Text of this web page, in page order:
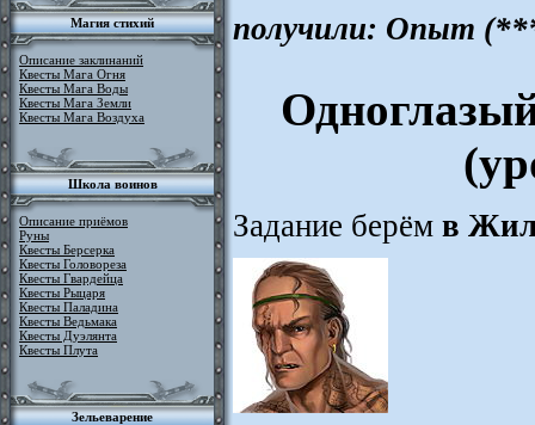
Магия стихий
Описание заклинаний
Квесты Мага Огня
Квесты Мага Воды
Квесты Мага Земли
Квесты Мага Воздуха
Школа воинов
Описание приёмов
Руны
Квесты Берсерка
Квесты Головореза
Квесты Гвардейца
Квесты Рыцаря
Квесты Паладина
Квесты Ведьмака
Квесты Дуэлянта
Квесты Плута
Зельеварение
получили: Опыт
Задание берём в